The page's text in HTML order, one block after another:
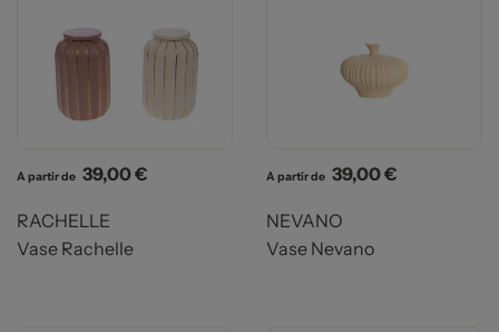
A partir de Prix
39,00 €
RACHELLE
Vase Rachelle
A partir de Prix
39,00 €
NEVANO
Vase Nevano